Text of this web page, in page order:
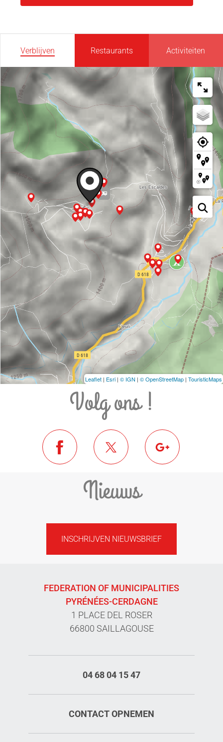
Verblijven Restaurants Activiteiten
Leaflet | Esri | © IGN | © OpenStreetMap | TouristicMaps
Volg ons !
Nieuws
INSCHRIJVEN NIEUWSBRIEF
FEDERATION OF MUNICIPALITIES
PYRÉNÉES-CERDAGNE
1 PLACE DEL ROSER
66800 SAILLAGOUSE
04 68 04 15 47
CONTACT OPNEMEN